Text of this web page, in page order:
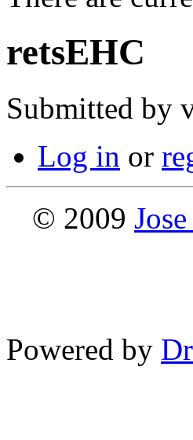
retsEHC
Submitted by
Log in or
© 2009
Powered by